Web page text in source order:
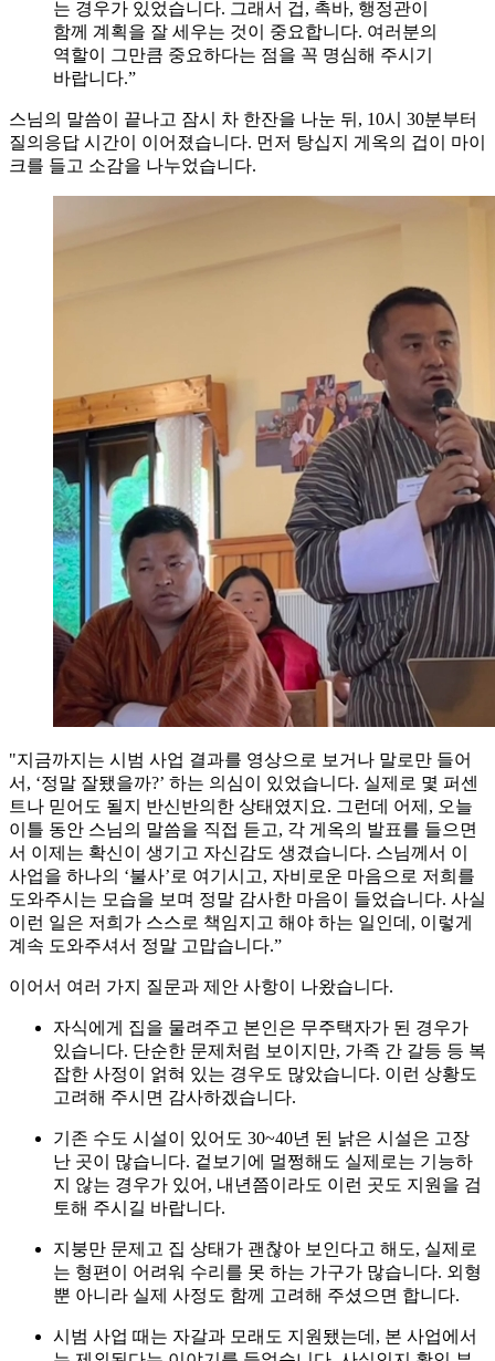
는 경우가 있었습니다. 그래서 겁, 촉바, 행정관이
함께 계획을 잘 세우는 것이 중요합니다. 여러분의
역할이 그만큼 중요하다는 점을 꼭 명심해 주시기
바랍니다.”
스님의 말씀이 끝나고 잠시 차 한잔을 나눈 뒤, 10시 30분부터
질의응답 시간이 이어졌습니다. 먼저 탕십지 게옥의 겁이 마이
크를 들고 소감을 나누었습니다.
"지금까지는 시범 사업 결과를 영상으로 보거나 말로만 들어
서, ‘정말 잘됐을까?’ 하는 의심이 있었습니다. 실제로 몇 퍼센
트나 믿어도 될지 반신반의한 상태였지요. 그런데 어제, 오늘
이틀 동안 스님의 말씀을 직접 듣고, 각 게옥의 발표를 들으면
서 이제는 확신이 생기고 자신감도 생겼습니다. 스님께서 이
사업을 하나의 ‘불사’로 여기시고, 자비로운 마음으로 저희를
도와주시는 모습을 보며 정말 감사한 마음이 들었습니다. 사실
이런 일은 저희가 스스로 책임지고 해야 하는 일인데, 이렇게
계속 도와주셔서 정말 고맙습니다.”
이어서 여러 가지 질문과 제안 사항이 나왔습니다.
자식에게 집을 물려주고 본인은 무주택자가 된 경우가
있습니다. 단순한 문제처럼 보이지만, 가족 간 갈등 등 복
잡한 사정이 얽혀 있는 경우도 많았습니다. 이런 상황도
고려해 주시면 감사하겠습니다.
기존 수도 시설이 있어도 30~40년 된 낡은 시설은 고장
난 곳이 많습니다. 겉보기에 멀쩡해도 실제로는 기능하
지 않는 경우가 있어, 내년쯤이라도 이런 곳도 지원을 검
토해 주시길 바랍니다.
지붕만 문제고 집 상태가 괜찮아 보인다고 해도, 실제로
는 형편이 어려워 수리를 못 하는 가구가 많습니다. 외형
뿐 아니라 실제 사정도 함께 고려해 주셨으면 합니다.
시범 사업 때는 자갈과 모래도 지원됐는데, 본 사업에서